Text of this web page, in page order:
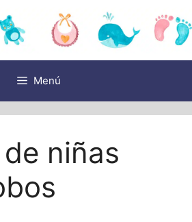
Menú
niñas